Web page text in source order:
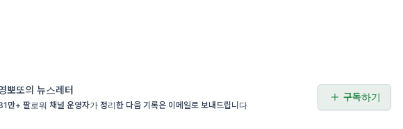
뽀또의 뉴스레터
만+ 팔로워 채널 운영자가 정리한 다음 기록은 이메일로 보내드립니다
구독하기